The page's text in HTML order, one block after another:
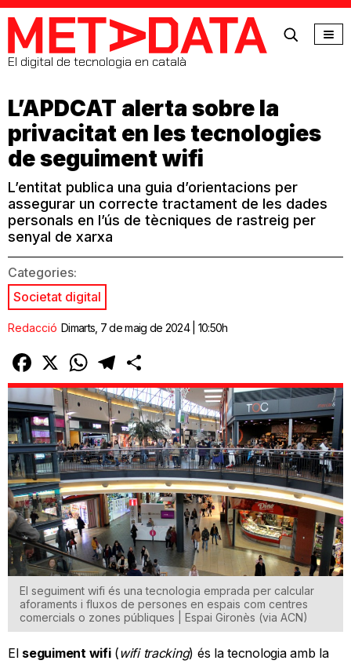
MetaData
El digital de tecnologia en català
L’APDCAT alerta sobre la
privacitat en les tecnologies
de seguiment wifi
L’entitat publica una guia d’orientacions per
assegurar un correcte tractament de les dades
personals en l’ús de tècniques de rastreig per
senyal de xarxa
Categories:
Societat digital
Redacció Dimarts, 7 de maig de 2024 | 10:50h
Facebook
X WhatsAppTelegram
El seguiment wifi és una tecnologia emprada per calcular
aforaments i fluxos de persones en espais com centres
comercials o zones públiques | Espai Gironès (via ACN)
El seguiment wifi(wifi tracking) és la tecnologia amb la